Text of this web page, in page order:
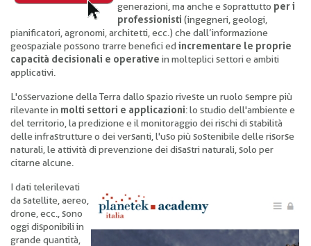
generazioni, ma anche e soprattutto per i
professionisti (ingegneri, geologi,
pianificatori, agronomi, architetti, ecc.) che dall’informazione
geospaziale possono trarre benefici ed incrementare le proprie
capacità decisionali e operative in molteplici settori e ambiti
applicativi.
L'osservazione della Terra dallo spazio riveste un ruolo sempre più
rilevante in molti settori e applicazioni: lo studio dell'ambiente e
del territorio, la predizione e il monitoraggio dei rischi di stabilità
delle infrastrutture o dei versanti, l'uso più sostenibile delle risorse
naturali, le attività di prevenzione dei disastri naturali, solo per
citarne alcune.
I dati telerilevati
da satellite, aereo,
drone, ecc., sono
oggi disponibili in
grande quantità,